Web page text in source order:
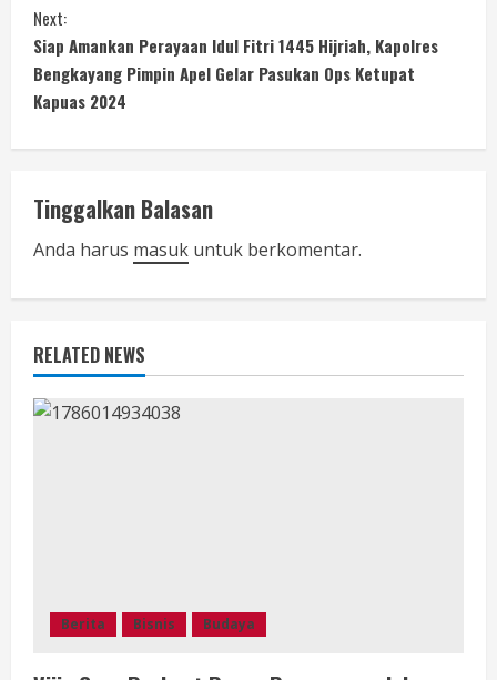
n
t
i
n
u
e
R
e
a
Next:
Siap Amankan Perayaan Idul Fitri 1445 Hijriah, Kapolres
Bengkayang Pimpin Apel Gelar Pasukan Ops Ketupat
Kapuas 2024
Tinggalkan Balasan
Anda harus masuk untuk berkomentar.
RELATED NEWS
Berita Bisnis Budaya